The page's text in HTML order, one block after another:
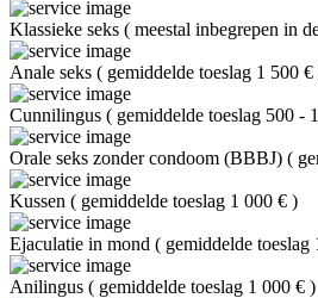
Klassieke seks ( meestal inbegrepen in
Anale seks ( gemiddelde toeslag 1 500 €
Cunnilingus ( gemiddelde toeslag 500 -
Orale seks zonder condoom (BBBJ) (
Kussen ( gemiddelde toeslag 1 000 € )
Ejaculatie in mond ( gemiddelde toeslag
Anilingus ( gemiddelde toeslag 1 000 € )